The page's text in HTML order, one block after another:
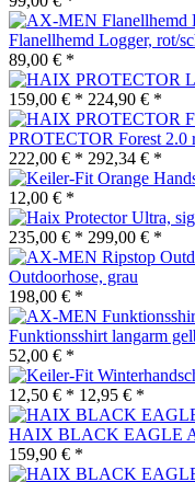
Flanellhemd Logger, rot/
89,00 € *
159,00 € * 224,90 € *
PROTECTOR Forest 2.0
222,00 € * 292,34 € *
12,00 € *
235,00 € * 299,00 € *
Outdoorhose, grau
198,00 € *
Funktionsshirt langarm
52,00 € *
12,50 € * 12,95 € *
HAIX BLACK EAGLE
159,90 € *